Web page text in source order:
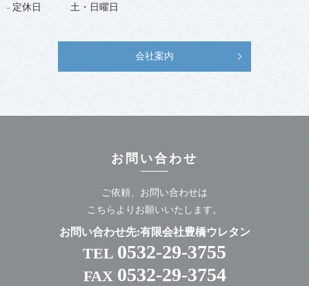
定休日
土・日曜日
会社案内
お問い合わせ
ご依頼、お問い合わせは
こちらよりお願いいたします。
お問い合わせ先:有限会社豊橋ウレタン
TEL 0532-29-3755
FAX 0532-29-3754